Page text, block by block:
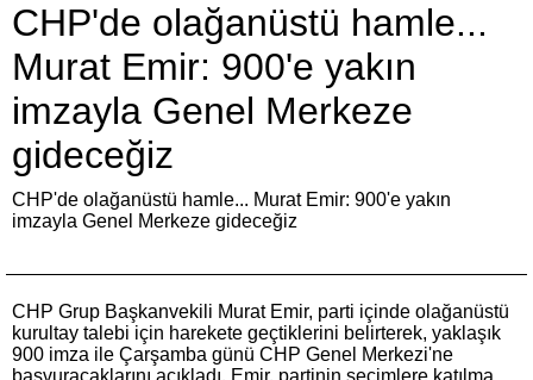
CHP'de olağanüstü hamle...
Murat Emir: 900'e yakın
imzayla Genel Merkeze
gideceğiz
CHP'de olağanüstü hamle... Murat Emir: 900'e yakın
imzayla Genel Merkeze gideceğiz
CHP Grup Başkanvekili Murat Emir, parti içinde olağanüstü
kurultay talebi için harekete geçtiklerini belirterek, yaklaşık
900 imza ile Çarşamba günü CHP Genel Merkezi'ne
başvuracaklarını açıkladı. Emir, partinin seçimlere katılma